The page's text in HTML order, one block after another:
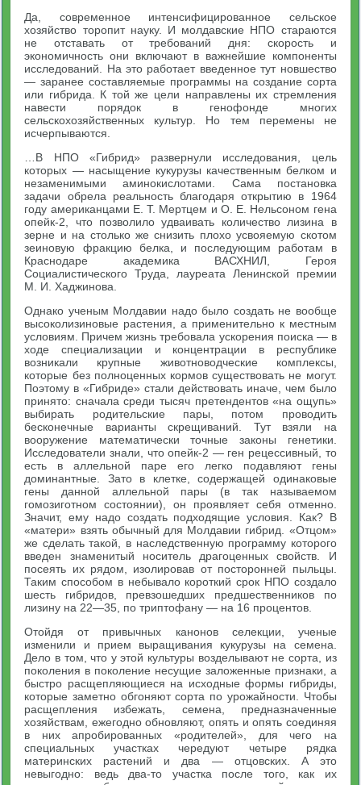
Да, современное интенсифицированное сельское
хозяйство торопит науку. И молдавские НПО стараются
не отставать от требований дня: скорость и
экономичность они включают в важнейшие компоненты
исследований. На это работает введенное тут новшество
— заранее составляемые программы на создание сорта
или гибрида. К той же цели направлены их стремления
навести порядок в генофонде многих
сельскохозяйственных культур. Но тем перемены не
исчерпываются.
…В НПО «Гибрид» развернули исследования, цель
которых — насыщение кукурузы качественным белком и
незаменимыми аминокислотами. Сама постановка
задачи обрела реальность благодаря открытию в 1964
году американцами Е. Т. Мертцем и О. Е. Нельсоном гена
опейк-2, что позволило удваивать количество лизина в
зерне и на столько же снизить плохо усвояемую скотом
зеиновую фракцию белка, и последующим работам в
Краснодаре академика ВАСХНИЛ, Героя
Социалистического Труда, лауреата Ленинской премии
М. И. Хаджинова.
Однако ученым Молдавии надо было создать не вообще
высоколизиновые растения, а применительно к местным
условиям. Причем жизнь требовала ускорения поиска — в
ходе специализации и концентрации в республике
возникали крупные животноводческие комплексы,
которые без полноценных кормов существовать не могут.
Поэтому в «Гибриде» стали действовать иначе, чем было
принято: сначала среди тысяч претендентов «на ощупь»
выбирать родительские пары, потом проводить
бесконечные варианты скрещиваний. Тут взяли на
вооружение математически точные законы генетики.
Исследователи знали, что опейк-2 — ген рецессивный, то
есть в аллельной паре его легко подавляют гены
доминантные. Зато в клетке, содержащей одинаковые
гены данной аллельной пары (в так называемом
гомозиготном состоянии), он проявляет себя отменно.
Значит, ему надо создать подходящие условия. Как? В
«матери» взять обычный для Молдавии гибрид. «Отцом»
же сделать такой, в наследственную программу которого
введен знаменитый носитель драгоценных свойств. И
посеять их рядом, изолировав от посторонней пыльцы.
Таким способом в небывало короткий срок НПО создало
шесть гибридов, превзошедших предшественников по
лизину на 22—35, по триптофану — на 16 процентов.
Отойдя от привычных канонов селекции, ученые
изменили и прием выращивания кукурузы на семена.
Дело в том, что у этой культуры возделывают не сорта, из
поколения в поколение несущие заложенные признаки, а
быстро расщепляющиеся на исходные формы гибриды,
которые заметно обгоняют сорта по урожайности. Чтобы
расщепления избежать, семена, предназначенные
хозяйствам, ежегодно обновляют, опять и опять соединяя
в них апробированных «родителей», для чего на
специальных участках чередуют четыре рядка
материнских растений и два — отцовских. А это
невыгодно: ведь два-то участка после того, как их